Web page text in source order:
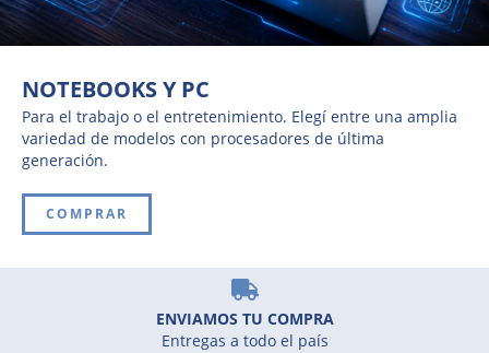
NOTEBOOKS Y PC
Para el trabajo o el entretenimiento. Elegí entre una amplia
variedad de modelos con procesadores de última
generación.
COMPRAR
ENVIAMOS TU COMPRA
Entregas a todo el país